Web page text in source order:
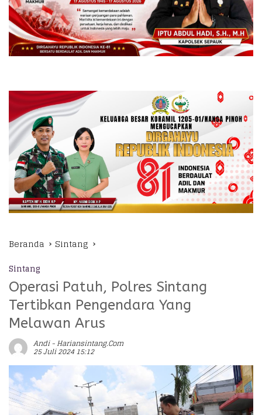
Beranda Sintang
Sintang
Operasi Patuh, Polres Sintang
Tertibkan Pengendara Yang
Melawan Arus
Andi - Hariansintang.com
25 Juli 2024 15:12